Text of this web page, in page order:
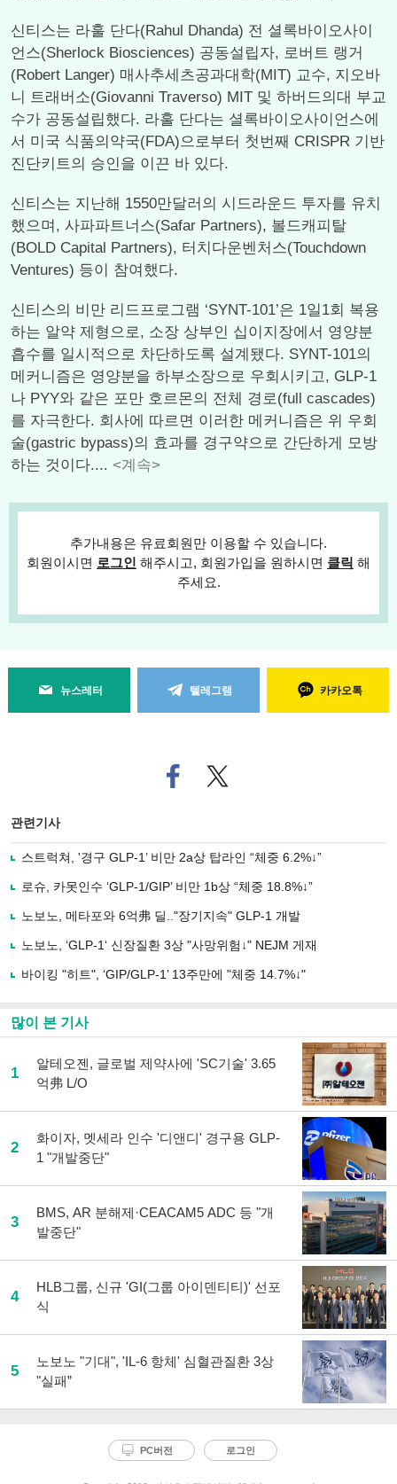
신티스는 라훌 단다(Rahul Dhanda) 전 셜록바이오사이
언스(Sherlock Biosciences) 공동설립자, 로버트 랭거
(Robert Langer) 매사추세츠공과대학(MIT) 교수, 지오바
니 트래버소(Giovanni Traverso) MIT 및 하버드의대 부교
수가 공동설립했다. 라훌 단다는 셜록바이오사이언스에
서 미국 식품의약국(FDA)으로부터 첫번째 CRISPR 기반
진단키트의 승인을 이끈 바 있다.
신티스는 지난해 1550만달러의 시드라운드 투자를 유치
했으며, 사파파트너스(Safar Partners), 볼드캐피탈
(BOLD Capital Partners), 터치다운벤처스(Touchdown
Ventures) 등이 참여했다.
신티스의 비만 리드프로그램 ‘SYNT-101’은 1일1회 복용
하는 알약 제형으로, 소장 상부인 십이지장에서 영양분
흡수를 일시적으로 차단하도록 설계됐다. SYNT-101의
메커니즘은 영양분을 하부소장으로 우회시키고, GLP-1
나 PYY와 같은 포만 호르몬의 전체 경로(full cascades)
를 자극한다. 회사에 따르면 이러한 메커니즘은 위 우회
술(gastric bypass)의 효과를 경구약으로 간단하게 모방
하는 것이다.... <계속>
추가내용은 유료회원만 이용할 수 있습니다.
회원이시면 로그인 해주시고, 회원가입을 원하시면 클릭 해
주세요.
뉴스레터 텔레그램 카카오톡
페
이
로
기
사
유
기
트위
터로
관련기사
스트럭쳐, '경구 GLP-1’ 비만 2a상 탑라인 “체중 6.2%↓”
로슈, 카못인수 ‘GLP-1/GIP’ 비만 1b상 “체중 18.8%↓”
노보노, 메타포와 6억弗 딜.."장기지속" GLP-1 개발
노보노, ‘GLP-1‘ 신장질환 3상 "사망위험↓" NEJM 게재
바이킹 "히트", ‘GIP/GLP-1’ 13주만에 "체중 14.7%↓"
많이 본 기사
1
알테오젠, 글로벌 제약사에 'SC기술' 3.65
억弗 L/O
2
화이자, 멧세라 인수 '디앤디' 경구용 GLP-
1 "개발중단"
3
BMS, AR 분해제·CEACAM5 ADC 등 "개
발중단"
4
HLB그룹, 신규 'GI(그룹 아이덴티티)' 선포
식
5
노보노 "기대", 'IL-6 항체' 심혈관질환 3상
"실패”
PC버전 로그인